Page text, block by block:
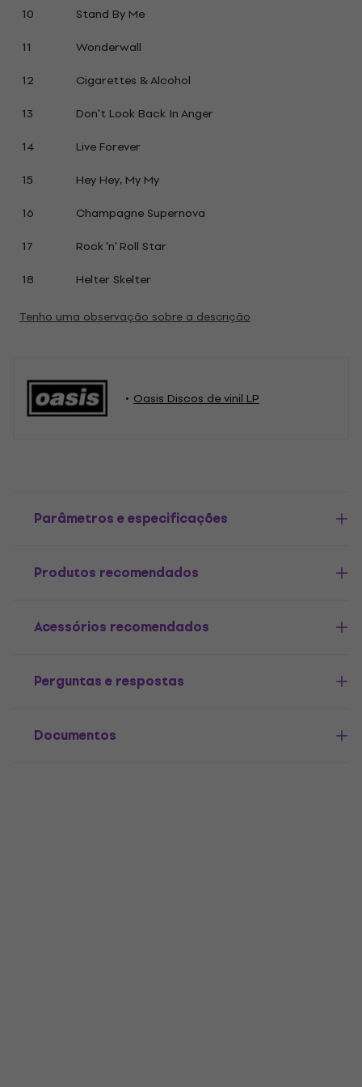
10
Stand By Me
11
Wonderwall
12
Cigarettes & Alcohol
13
Don't Look Back In Anger
14
Live Forever
15
Hey Hey, My My
16
Champagne Supernova
17
Rock 'n' Roll Star
18
Helter Skelter
Tenho uma observação sobre a descrição
Oasis Discos de vinil LP
Parâmetros e especificações
Produtos recomendados
Acessórios recomendados
Perguntas e respostas
Documentos